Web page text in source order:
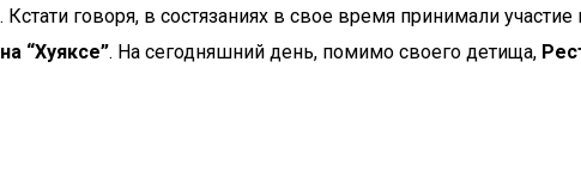
. Кстати говоря, в состязаниях в свое время принимали
на “Хуяксе”. На сегодняшний день, помимо своего детища,